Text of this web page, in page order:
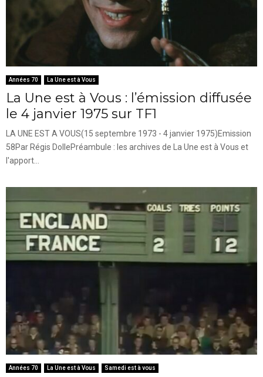
Années 70 La Une est à Vous
La Une est à Vous : l’émission diffusée
le 4 janvier 1975 sur TF1
LA UNE EST A VOUS(15 septembre 1973 - 4 janvier 1975)Emission
58Par Régis DollePréambule : les archives de La Une est à Vous et
l'apport...
Années 70 La Une est à Vous Samedi est à vous